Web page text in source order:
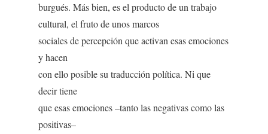
burgués. Más bien, es el producto de un trabajo
cultural, el fruto de unos marcos
sociales de percepción que activan esas emociones
y hacen
con ello posible su traducción política. Ni que
decir tiene
que esas emociones –tanto las negativas como las
positivas–